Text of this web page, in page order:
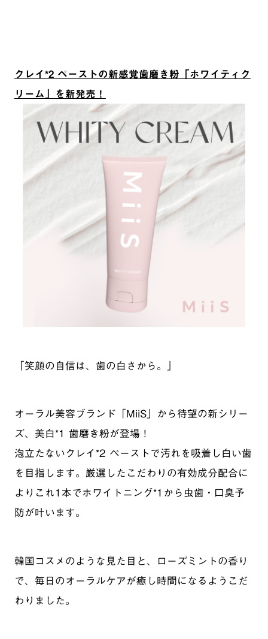
クレイ*2 ペーストの新感覚歯磨き粉「ホワイティク
リーム」を新発売！
「笑顔の自信は、歯の白さから。」
オーラル美容ブランド「MiiS」から待望の新シリー
ズ、美白*1 歯磨き粉が登場！
泡立たないクレイ*2 ペーストで汚れを吸着し白い歯
を目指します。厳選したこだわりの有効成分配合に
よりこれ1本でホワイトニング*1から虫歯・口臭予
防が叶います。
韓国コスメのような見た目と、ローズミントの香り
で、毎日のオーラルケアが癒し時間になるようこだ
わりました。